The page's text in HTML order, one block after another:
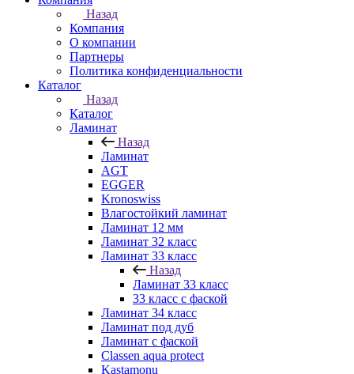
Назад
Компания
О компании
Партнеры
Политика конфиденциальности
Каталог
Назад
Каталог
Ламинат
Назад
Ламинат
AGT
EGGER
Kronoswiss
Влагостойкий ламинат
Ламинат 12 мм
Ламинат 32 класс
Ламинат 33 класс
Назад
Ламинат 33 класс
33 класс с фаской
Ламинат 34 класс
Ламинат под дуб
Ламинат с фаской
Classen aqua protect
Kastamonu